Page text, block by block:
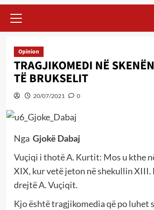
Menu
Opinion
TRAGJIKOMEDI NË
TË BRUKSELIT
20/07/2021 0
Nga Gjokë Dabaj
Vuçiqi i thotë A. Kurtit: Mos u kthe
XIX, kur vetë jeton në shekullin XIII.
drejtë A. Vuçiqit.
Kjo është tragjikomedia që po luhet